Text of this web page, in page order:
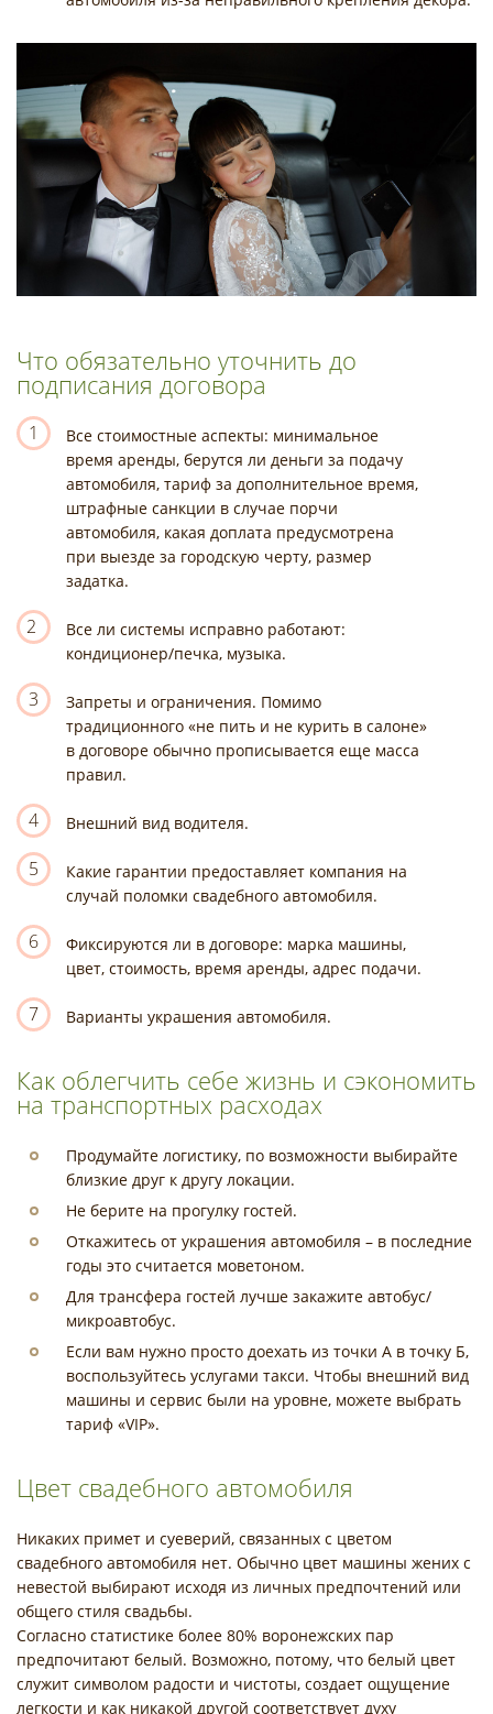
Что обязательно уточнить до
подписания договора
1
Все стоимостные аспекты: минимальное
время аренды, берутся ли деньги за подачу
автомобиля, тариф за дополнительное время,
штрафные санкции в случае порчи
автомобиля, какая доплата предусмотрена
при выезде за городскую черту, размер
задатка.
2
Все ли системы исправно работают:
кондиционер/печка, музыка.
3
Запреты и ограничения. Помимо
традиционного «не пить и не курить в салоне»
в договоре обычно прописывается еще масса
правил.
4 Внешний вид водителя.
5
Какие гарантии предоставляет компания на
случай поломки свадебного автомобиля.
6
Фиксируются ли в договоре: марка машины,
цвет, стоимость, время аренды, адрес подачи.
7 Варианты украшения автомобиля.
Как облегчить себе жизнь и сэкономить
на транспортных расходах
Продумайте логистику, по возможности выбирайте
близкие друг к другу локации.
Не берите на прогулку гостей.
Откажитесь от украшения автомобиля – в последние
годы это считается моветоном.
Для трансфера гостей лучше закажите автобус/
микроавтобус.
Если вам нужно просто доехать из точки А в точку Б,
воспользуйтесь услугами такси. Чтобы внешний вид
машины и сервис были на уровне, можете выбрать
тариф «VIP».
Цвет свадебного автомобиля
Никаких примет и суеверий, связанных с цветом
свадебного автомобиля нет. Обычно цвет машины жених с
невестой выбирают исходя из личных предпочтений или
общего стиля свадьбы.
Согласно статистике более 80% воронежских пар
предпочитают белый. Возможно, потому, что белый цвет
служит символом радости и чистоты, создает ощущение
легкости и как никакой другой соответствует духу